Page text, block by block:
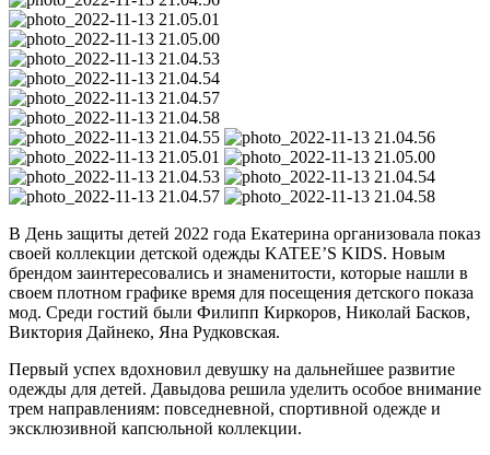
В День защиты детей 2022 года Екатерина организовала показ
своей коллекции детской одежды KATEE’S KIDS. Новым
брендом заинтересовались и знаменитости, которые нашли в
своем плотном графике время для посещения детского показа
мод. Среди гостий были Филипп Киркоров, Николай Басков,
Виктория Дайнеко, Яна Рудковская.
Первый успех вдохновил девушку на дальнейшее развитие
одежды для детей. Давыдова решила уделить особое внимание
трем направлениям: повседневной, спортивной одежде и
эксклюзивной капсюльной коллекции.